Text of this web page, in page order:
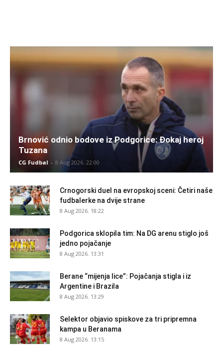
Brnović odnio bodove iz Podgorice: Đokaj heroj
Tuzana
CG Fudbal - 8 Aug 2026. 22:00
Crnogorski duel na evropskoj sceni: Četiri naše
fudbalerke na dvije strane
8 Aug 2026. 18:22
Podgorica sklopila tim: Na DG arenu stiglo još
jedno pojačanje
8 Aug 2026. 13:31
Berane “mijenja lice”: Pojačanja stigla i iz
Argentine i Brazila
8 Aug 2026. 13:29
Selektor objavio spiskove za tri pripremna
kampa u Beranama
8 Aug 2026. 13:15